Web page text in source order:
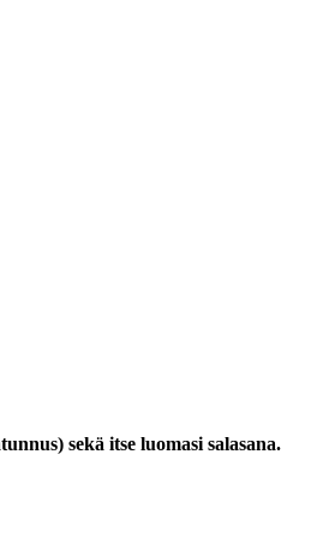
sekä itse luomasi salasana.